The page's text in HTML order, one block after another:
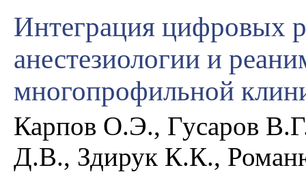
Интеграция цифровых
анестезиологии и
многопрофильной
Карпов О.Э., Гусаров
Д.В., Здирук К.К.,